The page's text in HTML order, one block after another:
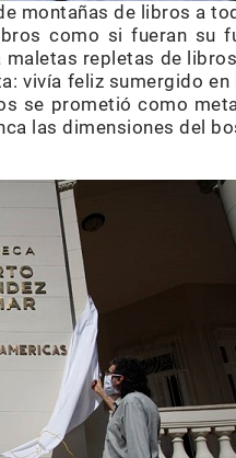
montañas de libros a
como si fueran su
repletas de
vivía feliz sumergido
se prometió como
las dimensiones del